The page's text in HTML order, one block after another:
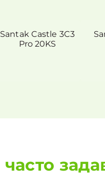
Santak Castle 3C3
Pro 20KS
часто